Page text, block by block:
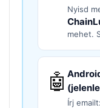
Nyisd
mehet.
🤖
Írj emailt: